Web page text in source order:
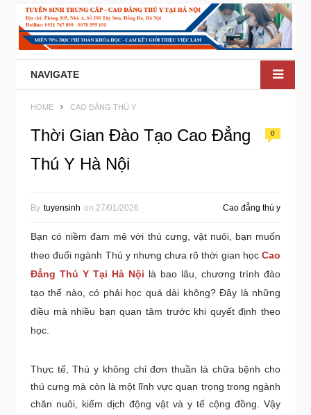
NAVIGATE
HOME CAO ĐẲNG THÚ Y
Thời Gian Đào Tạo Cao Đẳng
Thú Y Hà Nội
0
By tuyensinh on 27/01/2026 Cao đẳng thú y
Bạn có niềm đam mê với thú cưng, vật nuôi, bạn muốn
theo đuổi ngành Thú y nhưng chưa rõ thời gian học Cao
Đẳng Thú Y Tại Hà Nội là bao lâu, chương trình đào
tạo thế nào, có phải học quá dài không? Đây là những
điều mà nhiều bạn quan tâm trước khi quyết định theo
học.
Thực tế, Thú y không chỉ đơn thuần là chữa bệnh cho
thú cưng mà còn là một lĩnh vực quan trọng trong ngành
chăn nuôi, kiểm dịch động vật và y tế cộng đồng. Vậy